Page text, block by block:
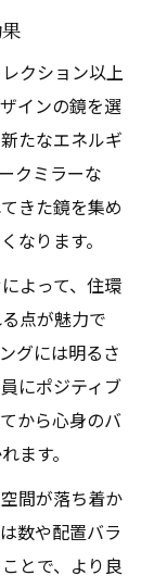
クション以上
インの鏡を選
たなエネルギ
クミラーな
きた鏡を集め
なります。
よって、住環
点が魅力で
グには明るさ
にポジティブ
から心身のバ
ます。
間が落ち着か
数や配置バラ
とで、より良